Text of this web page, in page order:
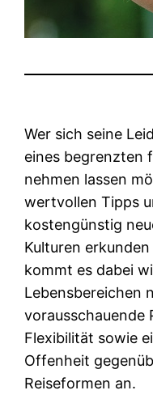
Wer sich seine
eines begrenzten
nehmen lassen
wertvollen Tipps
kostengünstig
Kulturen
kommt es dabei
Lebensbereichen
vorausschauende
Flexibilität sowie
Offenheit
Reiseformen an.